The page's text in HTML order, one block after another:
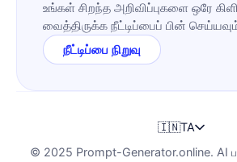
உங்கள் சிறந்த அறிவிப்புகளை ஒரே
வைத்திருக்க நீட்டிப்பைப் பின்
நீட்டிப்பை நிறுவு
🇮🇳TA
© 2025 Prompt-Generator.online. AI